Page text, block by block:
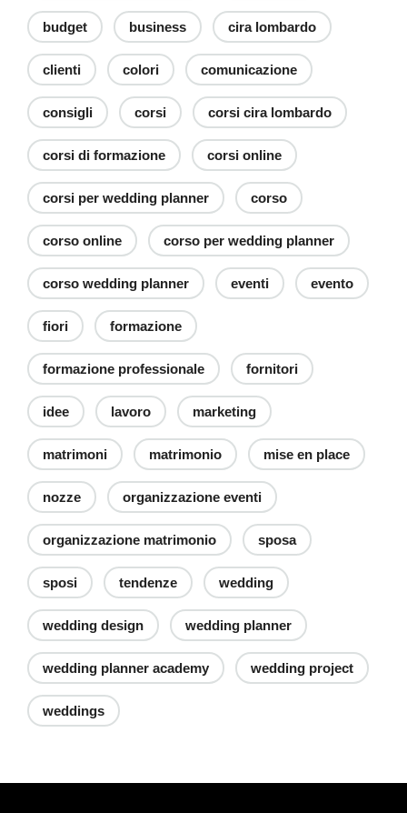
budget business cira lombardo
clienti colori comunicazione
consigli corsi corsi cira lombardo
corsi di formazione corsi online
corsi per wedding planner corso
corso online corso per wedding planner
corso wedding planner eventi evento
fiori formazione
formazione professionale fornitori
idee lavoro marketing
matrimoni matrimonio mise en place
nozze organizzazione eventi
organizzazione matrimonio sposa
sposi tendenze wedding
wedding design wedding planner
wedding planner academy wedding project
weddings